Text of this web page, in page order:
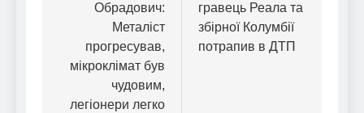
Обрадович:
Металіст
прогресував,
мікроклімат був
чудовим,
легіонери легко
гравець Реала та
збірної Колумбії
потрапив в ДТП